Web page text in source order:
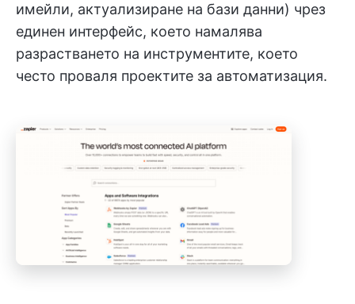
имейли, актуализиране на бази данни) чрез
единен интерфейс, което намалява
разрастването на инструментите, което
често проваля проектите за автоматизация.